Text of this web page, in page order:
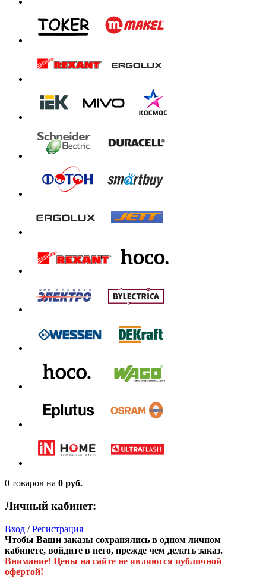
0 товаров на 0 руб.
Личный кабинет:
Вход /Регистрация
Чтобы Ваши заказы сохранялись в одном личном
кабинете, войдите в него, прежде чем делать заказ.
Внимание! Цены на сайте не являются публичной
офертой!